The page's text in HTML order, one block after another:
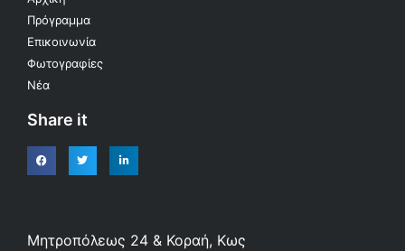
Πρόγραμμα
Επικοινωνία
Φωτογραφίες
Νέα
Share it
Μητροπόλεως 24 & Κοραή, Κως